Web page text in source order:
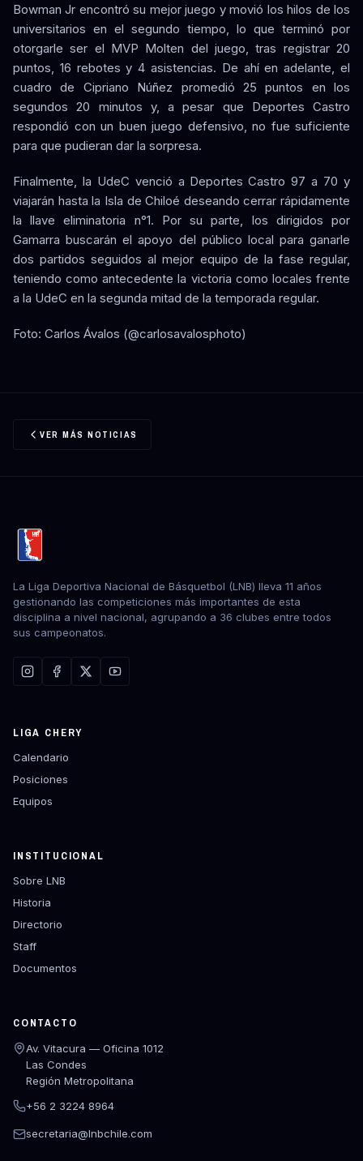
Bowman Jr encontró su mejor juego y movió los hilos de los
universitarios en el segundo tiempo, lo que terminó por
otorgarle ser el MVP Molten del juego, tras registrar 20
puntos, 16 rebotes y 4 asistencias. De ahí en adelante, el
cuadro de Cipriano Núñez promedió 25 puntos en los
segundos 20 minutos y, a pesar que Deportes Castro
respondió con un buen juego defensivo, no fue suficiente
para que pudieran dar la sorpresa.
Finalmente, la UdeC venció a Deportes Castro 97 a 70 y
viajarán hasta la Isla de Chiloé deseando cerrar rápidamente
la llave eliminatoria n°1. Por su parte, los dirigidos por
Gamarra buscarán el apoyo del público local para ganarle
dos partidos seguidos al mejor equipo de la fase regular,
teniendo como antecedente la victoria como locales frente
a la UdeC en la segunda mitad de la temporada regular.
Foto: Carlos Ávalos (@carlosavalosphoto)
VER MÁS NOTICIAS
La Liga Deportiva Nacional de Básquetbol (LNB) lleva 11 años
gestionando las competiciones más importantes de esta
disciplina a nivel nacional, agrupando a 36 clubes entre todos
sus campeonatos.
LIGA CHERY
Calendario
Posiciones
Equipos
INSTITUCIONAL
Sobre LNB
Historia
Directorio
Staff
Documentos
CONTACTO
Av. Vitacura — Oficina 1012
Las Condes
Región Metropolitana
+56 2 3224 8964
secretaria@lnbchile.com